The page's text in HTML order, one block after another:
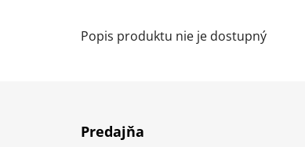
Popis produktu nie je dostupný
Predajňa